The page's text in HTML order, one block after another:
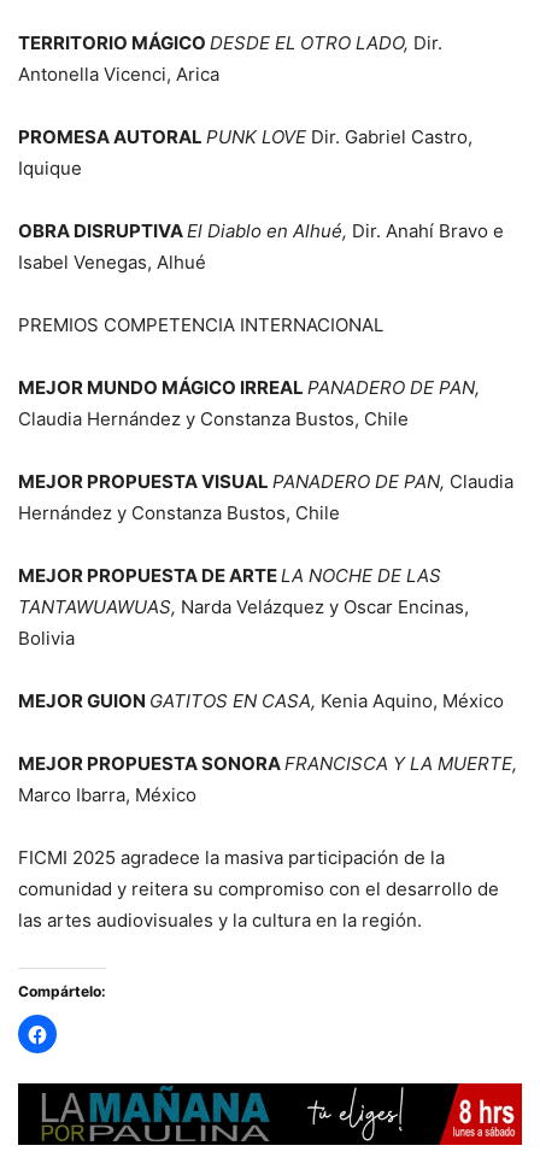
TERRITORIO MÁGICO DESDE EL OTRO LADO, Dir.
Antonella Vicenci, Arica
PROMESA AUTORAL PUNK LOVE Dir. Gabriel Castro,
Iquique
OBRA DISRUPTIVAEl Diablo en Alhué, Dir. Anahí Bravo e
Isabel Venegas, Alhué
PREMIOS COMPETENCIA INTERNACIONAL
MEJOR MUNDO MÁGICO IRREAL PANADERO DE PAN,
Claudia Hernández y Constanza Bustos, Chile
MEJOR PROPUESTA VISUAL PANADERO DE PAN, Claudia
Hernández y Constanza Bustos, Chile
MEJOR PROPUESTA DE ARTELA NOCHE DE LAS
TANTAWUAWUAS, Narda Velázquez y Oscar Encinas,
Bolivia
MEJOR GUION GATITOS EN CASA, Kenia Aquino, México
MEJOR PROPUESTA SONORAFRANCISCA Y LA MUERTE,
Marco Ibarra, México
FICMI 2025 agradece la masiva participación de la
comunidad y reitera su compromiso con el desarrollo de
las artes audiovisuales y la cultura en la región.
Compártelo: